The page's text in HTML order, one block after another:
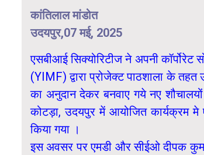
कांतिलाल मांडोत
उदयपुर,07 मई, 2025
एसबीआई सिक्योरिटीज ने अपनी
(YIMF) द्वारा प्रोजेक्ट पाठशाला के
का अनुदान देकर बनवाए गये नए
कोटड़ा, उदयपुर में आयोजित कार्यक्रम
किया गया ।
इस अवसर पर एमडी और सीईओ दीपक